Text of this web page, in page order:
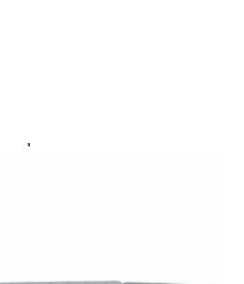
цел.